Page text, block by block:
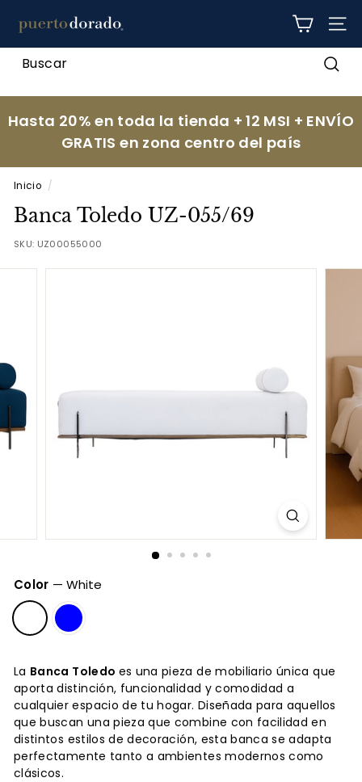
directamente
contenido
p
u
e
r
t
o
r
a
d
o
Hasta 20% en toda la tienda + 12 MSI + ENVÍO
GRATIS en zona centro del país
Inicio /
Banca Toledo UZ-055/69
SKU: UZ00055000
Color —White
La Banca Toledo es una pieza de mobiliario única que
aporta distinción, funcionalidad y comodidad a
cualquier espacio de tu hogar. Diseñada para aquellos
que buscan una pieza que combine con facilidad en
distintos estilos de decoración, esta banca se adapta
perfectamente tanto a ambientes modernos como
clásicos.